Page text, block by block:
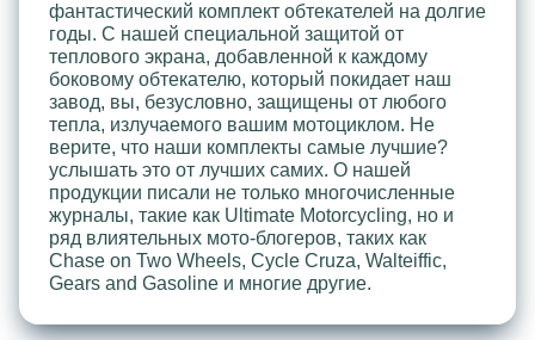
фантастический комплект обтекателей на долгие
годы. С нашей специальной защитой от
теплового экрана, добавленной к каждому
боковому обтекателю, который покидает наш
завод, вы, безусловно, защищены от любого
тепла, излучаемого вашим мотоциклом. Не
верите, что наши комплекты самые лучшие?
услышать это от лучших самих. О нашей
продукции писали не только многочисленные
журналы, такие как Ultimate Motorcycling, но и
ряд влиятельных мото-блогеров, таких как
Chase on Two Wheels, Cycle Cruza, Walteiffic,
Gears and Gasoline и многие другие.